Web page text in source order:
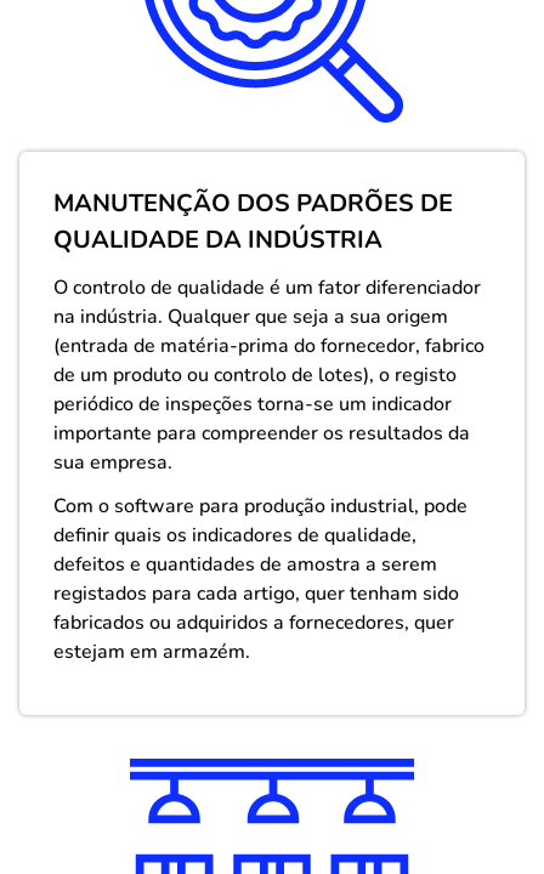
MANUTENÇÃO DOS PADRÕES DE
QUALIDADE DA INDÚSTRIA
O controlo de qualidade é um fator diferenciador
na indústria. Qualquer que seja a sua origem
(entrada de matéria-prima do fornecedor, fabrico
de um produto ou controlo de lotes), o registo
periódico de inspeções torna-se um indicador
importante para compreender os resultados da
sua empresa.
Com o software para produção industrial, pode
definir quais os indicadores de qualidade,
defeitos e quantidades de amostra a serem
registados para cada artigo, quer tenham sido
fabricados ou adquiridos a fornecedores, quer
estejam em armazém.